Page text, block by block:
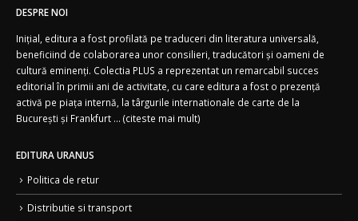
DESPRE NOI
Inițial, editura a fost profilată pe traduceri din literatura universală,
beneficiind de colaborarea unor consilieri, traducători și oameni de
cultură eminenți. Colectia PLUS a reprezentat un remarcabil succes
editorial în primii ani de activitate, cu care editura a fost o prezență
activă pe piața internă, la târgurile internationale de carte de la
București și Frankfurt ... (citeste mai mult)
EDITURA URANUS
Politica de retur
Distributie si transport